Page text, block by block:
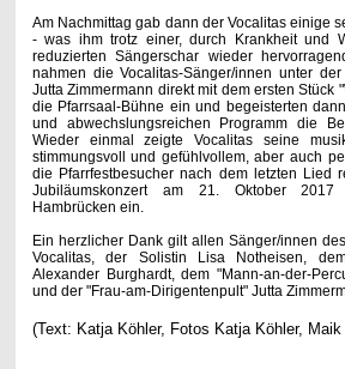
Am Nachmittag gab dann der Vocalitas einige
- was ihm trotz einer, durch Krankheit und
reduzierten Sängerschar wieder
nahmen die Vocalitas-Sänger/innen unter
Jutta Zimmermann direkt mit dem ersten Stück
die Pfarrsaal-Bühne ein und begeisterten
und abwechslungsreichen Programm die
Wieder einmal zeigte Vocalitas seine
stimmungsvoll und gefühlvollem, aber auch
die Pfarrfestbesucher nach dem letzten Lied
Jubiläumskonzert am 21. Oktober
Hambrücken ein.
Ein herzlicher Dank gilt allen Sänger/innen
Vocalitas, der Solistin Lisa Notheisen, dem
Alexander Burghardt, dem "Mann-an-der-
und der "Frau-am-Dirigentenpult" Jutta
(Text: Katja Köhler, Fotos Katja Köhler, Maik